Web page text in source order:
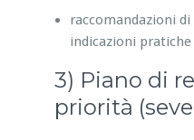
raccomandazioni
indicazioni pratiche
3) Piano di
priorità